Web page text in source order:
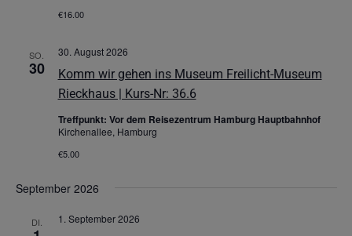
€16.00
SO.
30
Komm wir gehen ins Museum Freilicht-Museum
Rieckhaus | Kurs-Nr: 36.6
30. August 2026
Treffpunkt: Vor dem Reisezentrum Hamburg Hauptbahnhof
Kirchenallee, Hamburg
€5.00
September 2026
DI. 1. September 2026